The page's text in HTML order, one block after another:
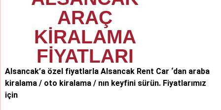
ARAÇ
KİRALAMA
FİYATLARI
Alsancak’a özel fiyatlarla Alsancak Rent Car ‘dan araba
kiralama / oto kiralama / nın keyfini sürün. Fiyatlarımız
için